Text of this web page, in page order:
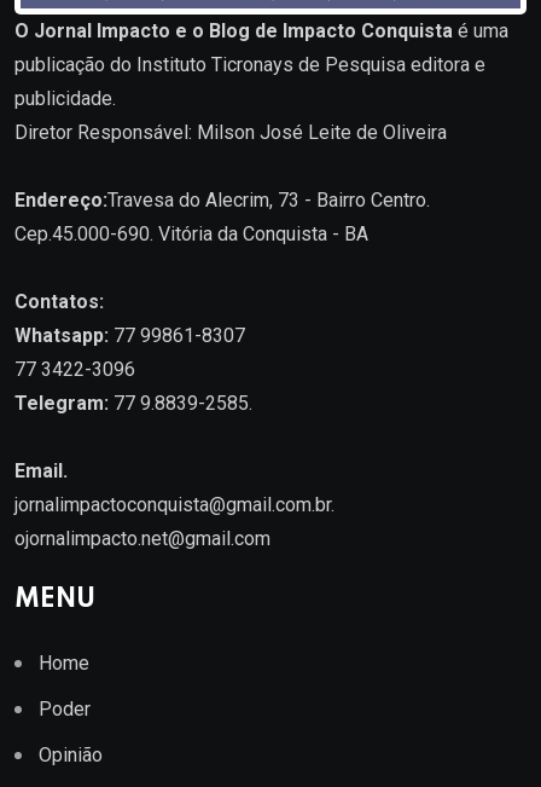
O Jornal Impacto e o Blog de Impacto Conquista é uma
publicação do Instituto Ticronays de Pesquisa editora e
publicidade.
Diretor Responsável: Milson José Leite de Oliveira
Endereço:Travesa do Alecrim, 73 - Bairro Centro.
Cep.45.000-690. Vitória da Conquista - BA
Contatos:
Whatsapp: 77 99861-8307
77 3422-3096
Telegram: 77 9.8839-2585.
Email.
jornalimpactoconquista@gmail.com.br.
ojornalimpacto.net@gmail.com
MENU
Home
Poder
Opinião